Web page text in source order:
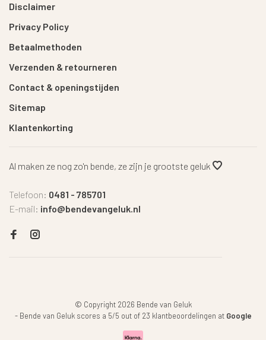
Disclaimer
Privacy Policy
Betaalmethoden
Verzenden & retourneren
Contact & openingstijden
Sitemap
Klantenkorting
Al maken ze nog zo'n bende, ze zijn je grootste geluk
Telefoon: 0481 - 785701
E-mail: info@bendevangeluk.nl
© Copyright 2026 Bende van Geluk
- Bende van Geluk scores a 5/5 out of 23 klantbeoordelingen at Google